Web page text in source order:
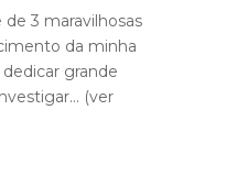
3 maravilhosas
da minha
grande
(ver